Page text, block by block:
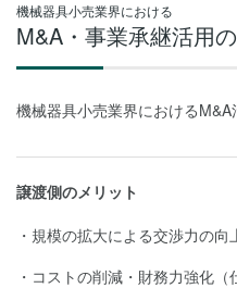
機械器具小売業界における
M&A・事業承継活用
機械器具小売業界におけるM&A
譲渡側のメリット
規模の拡大による交渉力の
コストの削減・財務力強化（